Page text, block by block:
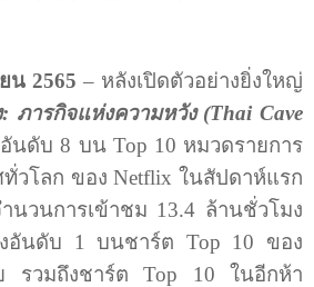
น 2565 – หลังเปิดตัวอย่างยิ่งใหญ่
: ภารกิจแห่งความหวัง (Thai Cave
นดับ 8 บน Top 10 หมวดรายการ
ทั่วโลก ของNetflixในสัปดาห์แรก
นวนการเข้าชม 13.4 ล้านชั่วโมง
อันดับ 1 บนชาร์ต Top 10 ของ
ย รวมถึงชาร์ตTop 10 ในอีกห้า